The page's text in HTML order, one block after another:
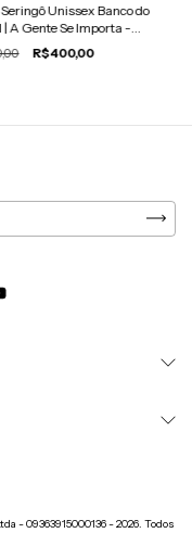
Unissex Banco do
| A Gente Se Importa -
R$400,00
- 09363915000136 - 2026. Todos